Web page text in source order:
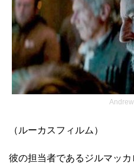
（ルーカスフィルム）
彼の担当者であるジルマッ